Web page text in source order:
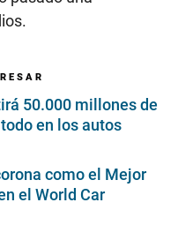
50.000 millones de
en los autos
como el Mejor
el World Car